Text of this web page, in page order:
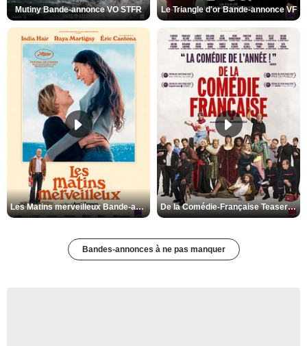
Mutiny Bande-annonce VO STFR Le Triangle d'or Bande-annonce VF
Les Matins merveilleux Bande-annonce VF De la Comédie-Française Teaser VF
Bandes-annonces à ne pas manquer